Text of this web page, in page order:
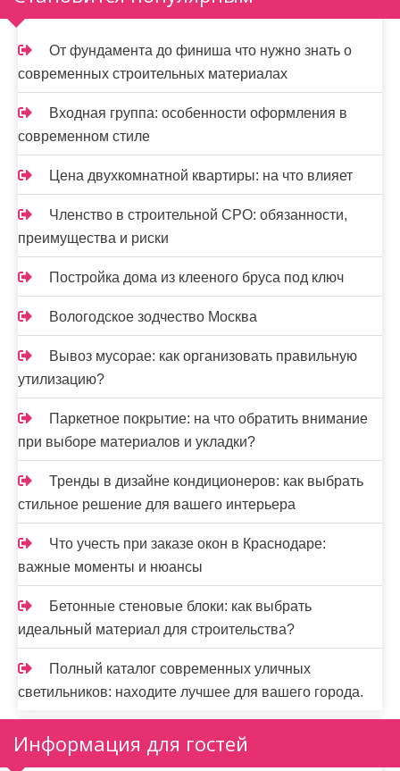
и
с
я
м
От фундамента до финиша что нужно знать о
современных строительных материалах
Входная группа: особенности оформления в
современном стиле
Цена двухкомнатной квартиры: на что влияет
Членство в строительной СРО: обязанности,
преимущества и риски
Постройка дома из клееного бруса под ключ
Вологодское зодчество Москва
Вывоз мусорае: как организовать правильную
утилизацию?
Паркетное покрытие: на что обратить внимание
при выборе материалов и укладки?
Тренды в дизайне кондиционеров: как выбрать
стильное решение для вашего интерьера
Что учесть при заказе окон в Краснодаре:
важные моменты и нюансы
Бетонные стеновые блоки: как выбрать
идеальный материал для строительства?
Полный каталог современных уличных
светильников: находите лучшее для вашего города.
Информация для гостей